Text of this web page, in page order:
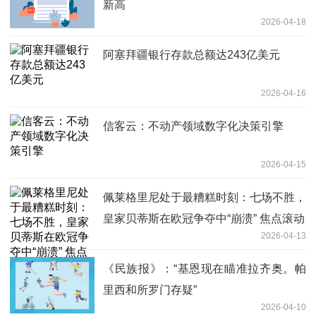
新高
2026-04-18
阿塞拜疆银行存款总额达243亿美元
2026-04-16
信客云：不动产领域数字化决策引擎
2026-04-15
佩莱格里尼处于最糟糕时刻：七场不胜，
皇家贝蒂斯在欧冠争夺中“崩溃” 焦点滚动
2026-04-13
《民族报》：“基恩现在瞄准拉齐奥。帕
里西和所罗门存疑”
2026-04-10